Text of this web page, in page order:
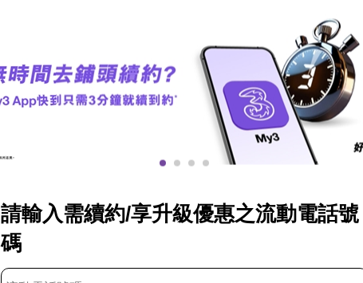
請輸入需續約/享升級優惠之流動電話號
碼